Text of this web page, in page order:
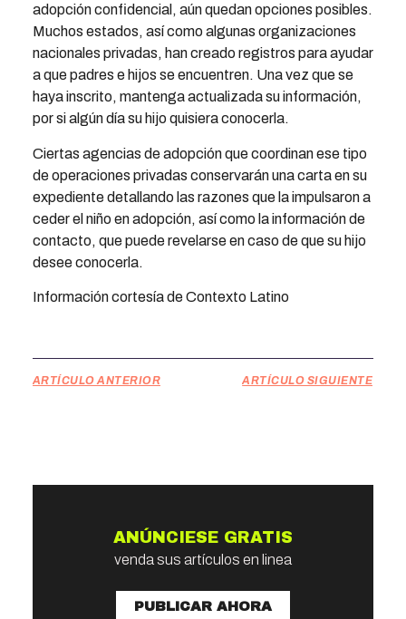
adopción confidencial, aún quedan opciones posibles.
Muchos estados, así como algunas organizaciones
nacionales privadas, han creado registros para ayudar
a que padres e hijos se encuentren. Una vez que se
haya inscrito, mantenga actualizada su información,
por si algún día su hijo quisiera conocerla.
Ciertas agencias de adopción que coordinan ese tipo
de operaciones privadas conservarán una carta en su
expediente detallando las razones que la impulsaron a
ceder el niño en adopción, así como la información de
contacto, que puede revelarse en caso de que su hijo
desee conocerla.
Información cortesía de Contexto Latino
ARTÍCULO ANTERIOR ARTÍCULO SIGUIENTE
ANÚNCIESE GRATIS
venda sus artículos en linea
PUBLICAR AHORA